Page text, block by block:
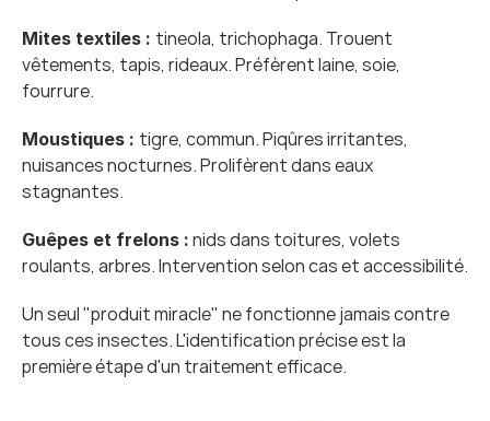
Mites textiles : tineola, trichophaga. Trouent
vêtements, tapis, rideaux. Préfèrent laine, soie,
fourrure.
Moustiques : tigre, commun. Piqûres irritantes,
nuisances nocturnes. Prolifèrent dans eaux
stagnantes.
Guêpes et frelons : nids dans toitures, volets
roulants, arbres. Intervention selon cas et accessibilité.
Un seul "produit miracle" ne fonctionne jamais contre
tous ces insectes. L'identification précise est la
première étape d'un traitement efficace.